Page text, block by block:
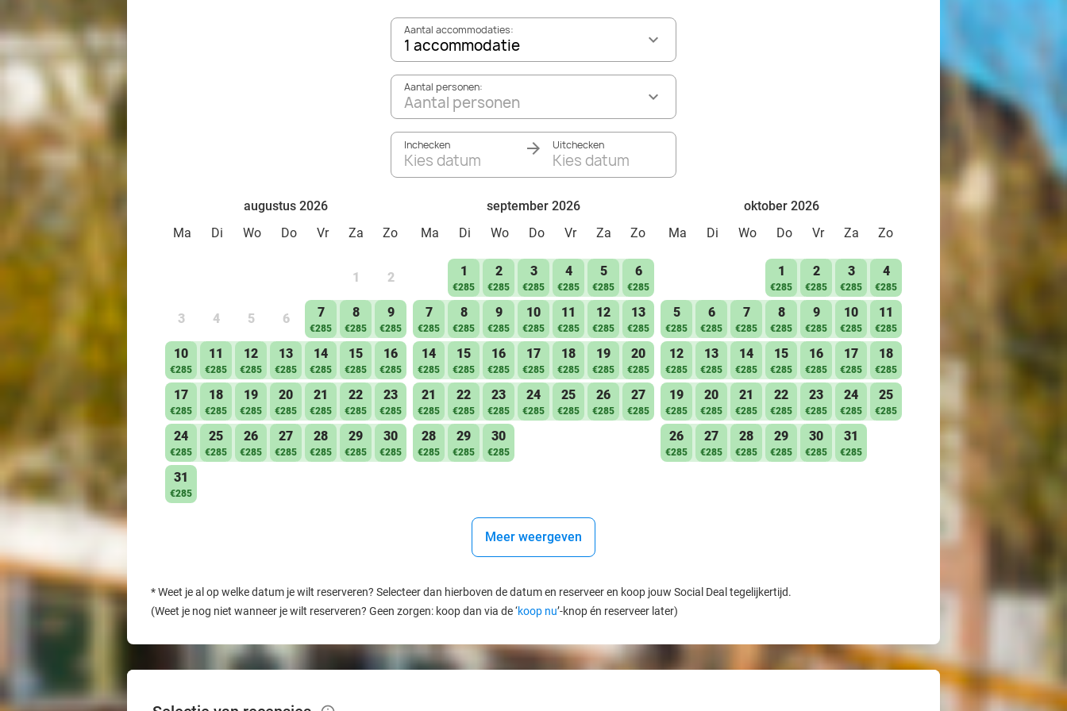
Aantal accommodaties:
1 accommodatie
Aantal personen:
Aantal personen
Inchecken
Kies datum
Uitchecken
Kies datum
augustus 2026
Ma
Di Wo Do Vr Za Zo
1 2
3 4 5 6 7
€285
8
€285
9
€285
10
€285
11
€285
12
€285
13
€285
14
€285
15
€285
16
€285
17
€285
18
€285
19
€285
20
€285
21
€285
22
€285
23
€285
24
€285
25
€285
26
€285
27
€285
28
€285
29
€285
30
€285
31
€285
september 2026
Ma
Di Wo Do Vr Za Zo
1
€285
2
€285
3
€285
4
€285
5
€285
6
€285
7
€285
8
€285
9
€285
10
€285
11
€285
12
€285
13
€285
14
€285
15
€285
16
€285
17
€285
18
€285
19
€285
20
€285
21
€285
22
€285
23
€285
24
€285
25
€285
26
€285
27
€285
28
€285
29
€285
30
€285
oktober 2026
Ma
Di Wo Do Vr Za Zo
1
€285
2
€285
3
€285
4
€285
5
€285
6
€285
7
€285
8
€285
9
€285
10
€285
11
€285
12
€285
13
€285
14
€285
15
€285
16
€285
17
€285
18
€285
19
€285
20
€285
21
€285
22
€285
23
€285
24
€285
25
€285
26
€285
27
€285
28
€285
29
€285
30
€285
31
€285
Meer weergeven
*Weet je al op welke datum je wilt reserveren? Selecteer dan hierboven de datum en reserveer en koop jouw Social Deal tegelijkertijd.
(Weet je nog niet wanneer je wilt reserveren? Geen zorgen: koop dan via de ‘koop nu’-knop én reserveer later)